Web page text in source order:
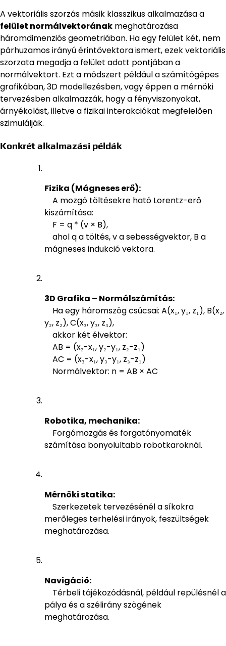
A vektoriális szorzás másik klasszikus alkalmazása a
felület normálvektorának meghatározása
háromdimenziós geometriában. Ha egy felület két, nem
párhuzamos irányú érintővektora ismert, ezek vektoriális
szorzata megadja a felület adott pontjában a
normálvektort. Ezt a módszert például a számítógépes
grafikában, 3D modellezésben, vagy éppen a mérnöki
tervezésben alkalmazzák, hogy a fényviszonyokat,
árnyékolást, illetve a fizikai interakciókat megfelelően
szimulálják.
Konkrét alkalmazási példák
Fizika (Mágneses erő):
A mozgó töltésekre ható Lorentz-erő
kiszámítása:
F = q * (v × B),
ahol q a töltés, v a sebességvektor, B a
mágneses indukció vektora.
3D Grafika – Normálszámítás:
Ha egy háromszög csúcsai: A(x₁, y₁, z₁), B(x₂,
y₂, z₂), C(x₃, y₃, z₃),
akkor két élvektor:
AB = (x₂-x₁, y₂-y₁, z₂-z₁)
AC = (x₃-x₁, y₃-y₁, z₃-z₁)
Normálvektor: n = AB × AC
Robotika, mechanika:
Forgómozgás és forgatónyomaték
számítása bonyolultabb robotkaroknál.
Mérnöki statika:
Szerkezetek tervezésénél a síkokra
merőleges terhelési irányok, feszültségek
meghatározása.
Navigáció:
Térbeli tájékozódásnál, például repülésnél a
pálya és a szélirány szögének
meghatározása.